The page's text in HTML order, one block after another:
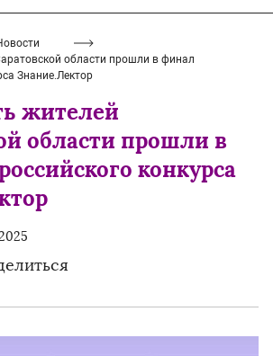
области прошли в финал
Знание.Лектор
жителей
области прошли в
конкурса